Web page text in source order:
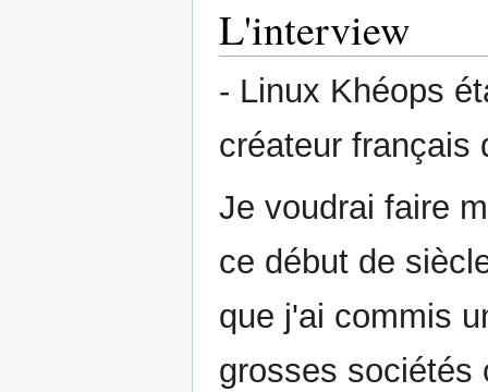
L'interview
- Linux Khéops
créateur français
Je voudrai faire
ce début de
que j'ai commis
grosses sociétés